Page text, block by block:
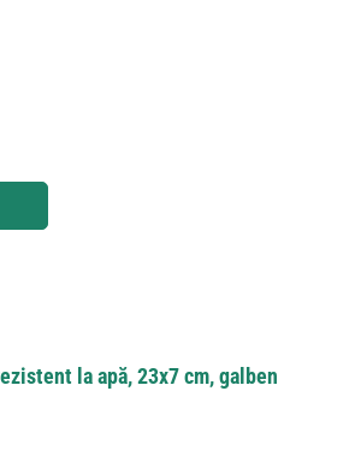
sau micșora cantitatea.
la apă, 23x7 cm, galben